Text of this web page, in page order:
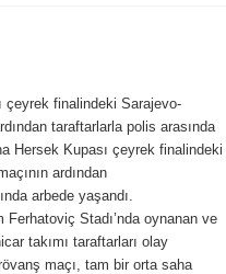
çeyrek finalindeki Sarajevo-
taraftarlarla polis arasında
Hersek Kupası çeyrek finalindeki
ardından
arbede yaşandı.
Ferhatoviç Stadı’nda oynanan ve
takımı taraftarları olay
maçı, tam bir orta saha